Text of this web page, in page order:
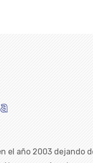
el año 2003 dejando